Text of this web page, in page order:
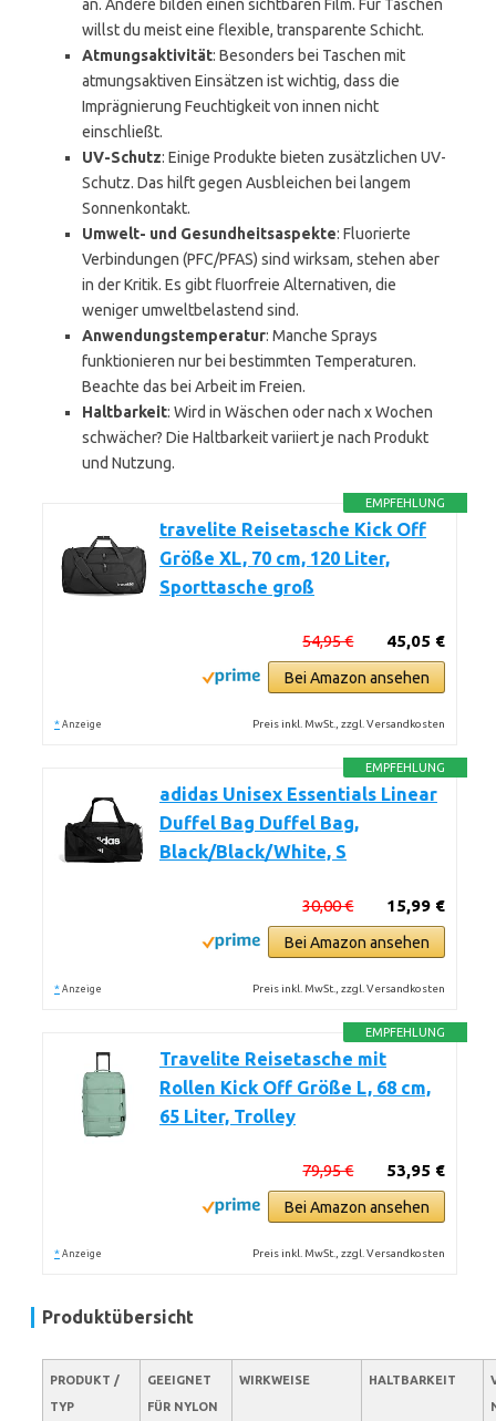
an. Andere bilden einen sichtbaren Film. Für Taschen
willst du meist eine flexible, transparente Schicht.
Atmungsaktivität: Besonders bei Taschen mit
atmungsaktiven Einsätzen ist wichtig, dass die
Imprägnierung Feuchtigkeit von innen nicht
einschließt.
UV-Schutz: Einige Produkte bieten zusätzlichen UV-
Schutz. Das hilft gegen Ausbleichen bei langem
Sonnenkontakt.
Umwelt- und Gesundheitsaspekte: Fluorierte
Verbindungen (PFC/PFAS) sind wirksam, stehen aber
in der Kritik. Es gibt fluorfreie Alternativen, die
weniger umweltbelastend sind.
Anwendungstemperatur: Manche Sprays
funktionieren nur bei bestimmten Temperaturen.
Beachte das bei Arbeit im Freien.
Haltbarkeit: Wird in Wäschen oder nach x Wochen
schwächer? Die Haltbarkeit variiert je nach Produkt
und Nutzung.
EMPFEHLUNG
travelite Reisetasche Kick Off
Größe XL, 70 cm, 120 Liter,
Sporttasche groß
45,05 €
54,95 €
Bei Amazon ansehen
* Anzeige Preis inkl. MwSt., zzgl. Versandkosten
EMPFEHLUNG
adidas Unisex Essentials Linear
Duffel Bag Duffel Bag,
Black/Black/White, S
15,99 €
30,00 €
Bei Amazon ansehen
* Anzeige Preis inkl. MwSt., zzgl. Versandkosten
EMPFEHLUNG
Travelite Reisetasche mit
Rollen Kick Off Größe L, 68 cm,
65 Liter, Trolley
53,95 €
79,95 €
Bei Amazon ansehen
* Anzeige Preis inkl. MwSt., zzgl. Versandkosten
Produktübersicht
PRODUKT /
TYP
GEEIGNET
FÜR NYLON
WIRKWEISE HALTBARKEIT